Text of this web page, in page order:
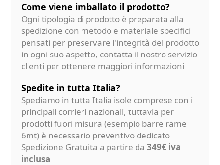
Come viene imballato il prodotto?
Ogni tipologia di prodotto è preparata alla
spedizione con metodo e materiale specifici
pensati per preservare l'integrità del prodotto
in ogni suo aspetto, contatta il nostro servizio
clienti per ottenere maggiori informazioni
Spedite in tutta Italia?
Spediamo in tutta Italia isole comprese con i
principali corrieri nazionali, tuttavia per
prodotti fuori misura (esempio barre rame
6mt) è necessario preventivo dedicato
Spedizione Gratuita a partire da 349€ iva
inclusa